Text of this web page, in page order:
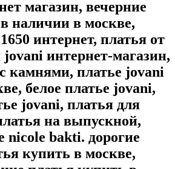
магазин, вечерние
наличии в москве,
интернет, платья от
интернет-магазин,
камнями, платье jovani
белое платье jovani,
jovani, платья для
на выпускной,
nicole bakti. дорогие
купить в москве,